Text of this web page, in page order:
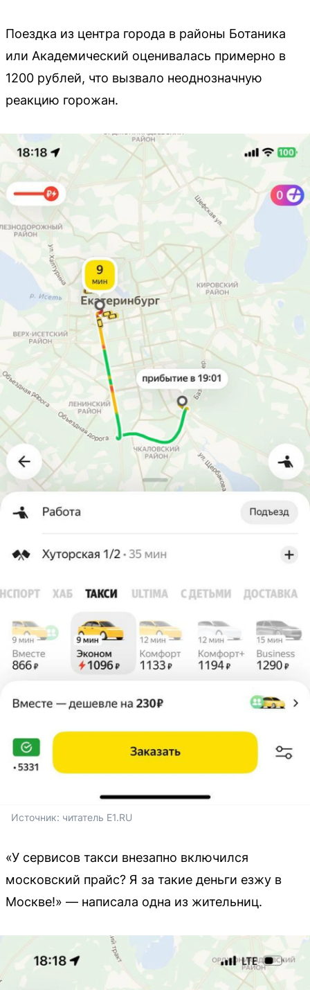
Поездка из центра города в районы Ботаника
или Академический оценивалась примерно в
1200 рублей, что вызвало неоднозначную
реакцию горожан.
Источник: читатель E1.RU
«У сервисов такси внезапно включился
московский прайс? Я за такие деньги езжу в
Москве!» — написала одна из жительниц.